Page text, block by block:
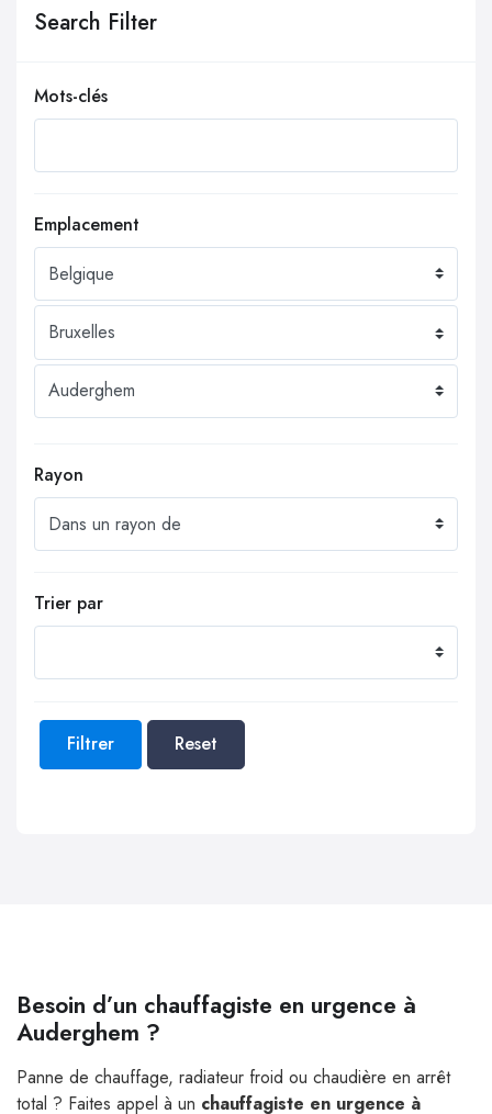
Search Filter
Mots-clés
Emplacement
Rayon
Trier par
Filtrer Reset
Besoin d’un chauffagiste en urgence à
Auderghem ?
Panne de chauffage, radiateur froid ou chaudière en arrêt
total ? Faites appel à un chauffagiste en urgence à